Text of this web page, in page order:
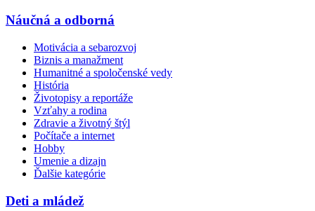
Náučná a odborná
Motivácia a sebarozvoj
Biznis a manažment
Humanitné a spoločenské vedy
História
Životopisy a reportáže
Vzťahy a rodina
Zdravie a životný štýl
Počítače a internet
Hobby
Umenie a dizajn
Ďalšie kategórie
Deti a mládež